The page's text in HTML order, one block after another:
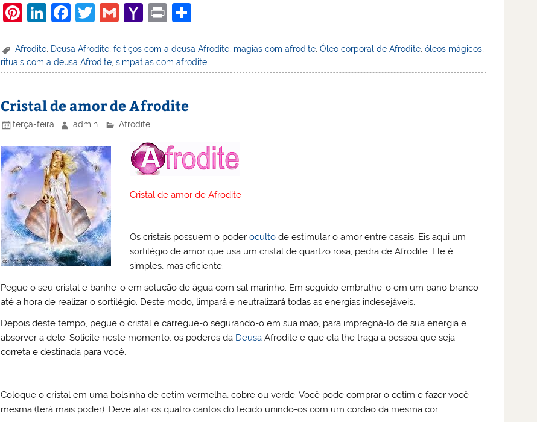
Pi
er
e
Li
k
e
n
F
c
e
o
o
k
T
itt
er
G
ai
l
Y
h
o
M
ai
l
Pr
t
ar
e
Afrodite, Deusa Afrodite,feitiços com a deusa Afrodite, magias com afrodite,Óleo corporal de Afrodite,óleos mágicos,
rituais com a deusa Afrodite ,simpatias com afrodite
Cristal de amor de Afrodite
terça-feira admin Afrodite
Cristal de amor de Afrodite
Os cristais possuem o poder ocultode estimular o amor entre casais. Eis aqui um
sortilégio de amor que usa um cristal de quartzo rosa, pedra de Afrodite. Ele é
simples, mas eficiente.
Pegue o seu cristal e banhe-o em solução de água com sal marinho. Em seguido embrulhe-o em um pano branco
até a hora de realizar o sortilégio. Deste modo, limpará e neutralizará todas as energias indesejáveis.
Depois deste tempo, pegue o cristal e carregue-o segurando-o em sua mão, para impregná-lo de sua energia e
absorver a dele. Solicite neste momento, os poderes da Deusa Afrodite e que ela lhe traga a pessoa que seja
correta e destinada para você.
Coloque o cristal em uma bolsinha de cetim vermelha, cobre ou verde. Você pode comprar o cetim e fazer você
mesma (terá mais poder). Deve atar os quatro cantos do tecido unindo-os com um cordão da mesma cor.